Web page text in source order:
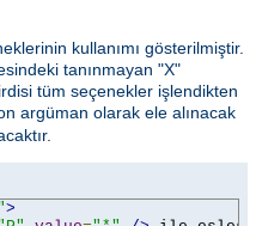
kullanımı gösterilmiştir.
tanınmayan "X"
tüm seçenekler işlendikten
argüman olarak ele alınacak
>